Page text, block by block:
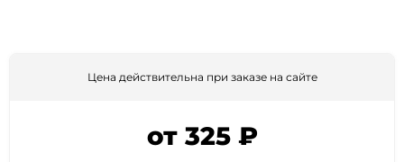
Цена действительна при заказе на сайте
от 325 ₽